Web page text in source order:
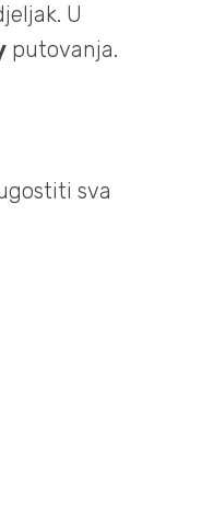
U
putovanja.
sva